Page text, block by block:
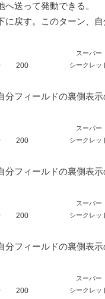
送って発動できる。
戻す。このターン、
スーパー
シークレッ
200
フィールドの裏側表示
スーパー
シークレッ
200
フィールドの裏側表示
スーパー
シークレッ
200
フィールドの裏側表示
スーパー
シークレッ
200